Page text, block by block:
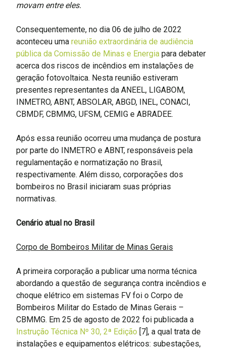
movam entre eles.
Consequentemente, no dia 06 de julho de 2022
aconteceu uma reunião extraordinária de audiência
pública da Comissão de Minas e Energia para debater
acerca dos riscos de incêndios em instalações de
geração fotovoltaica. Nesta reunião estiveram
presentes representantes da ANEEL, LIGABOM,
INMETRO, ABNT, ABSOLAR, ABGD, INEL, CONACI,
CBMDF, CBMMG, UFSM, CEMIG e ABRADEE.
Após essa reunião ocorreu uma mudança de postura
por parte do INMETRO e ABNT, responsáveis pela
regulamentação e normatização no Brasil,
respectivamente. Além disso, corporações dos
bombeiros no Brasil iniciaram suas próprias
normativas.
Cenário atual no Brasil
Corpo de Bombeiros Militar de Minas Gerais
A primeira corporação a publicar uma norma técnica
abordando a questão de segurança contra incêndios e
choque elétrico em sistemas FV foi o Corpo de
Bombeiros Militar do Estado de Minas Gerais –
CBMMG. Em 25 de agosto de 2022 foi publicada a
Instrução Técnica Nº 30, 2ª Edição [7], a qual trata de
instalações e equipamentos elétricos: subestações,